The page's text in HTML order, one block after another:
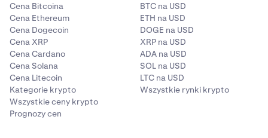
Dostępny depozyt zabezpieczający
Poziom depozytu zabezpieczającego %
Dostępne do wypłaty (tylko konta zafundowane)
Poniżej panelu Szczegóły, konta zafundowane
wyświetlają przycisk „Poproś o wypłatę”.
Otwarte pozycje:
Cena Bitcoina
Cena Ethereum
Cena Dogecoin
Cena XRP
Cena Cardano
Cena Solana
Cena Litecoin
Kategorie krypto
Wszystkie ceny krypto
Prognozy cen
BTC na USD
ETH na USD
DOGE na USD
XRP na USD
ADA na USD
SOL na USD
LTC na USD
Wszystkie rynki krypto